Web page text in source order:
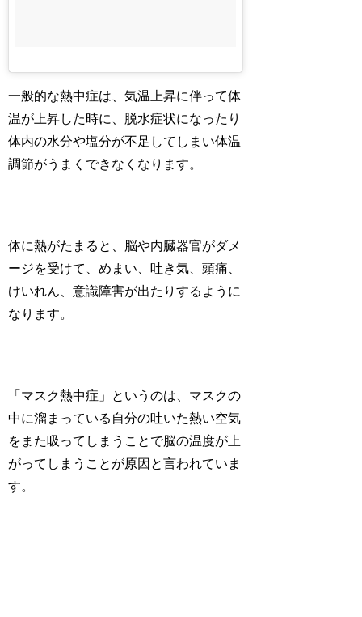
一般的な熱中症は、気温上昇に伴って体
温が上昇した時に、脱水症状になったり
体内の水分や塩分が不足してしまい体温
調節がうまくできなくなります。
体に熱がたまると、脳や内臓器官がダメ
ージを受けて、めまい、吐き気、頭痛、
けいれん、意識障害が出たりするように
なります。
「 マスク熱中症 」というのは、マスクの
中に溜まっている自分の吐いた熱い空気
をまた吸ってしまうことで脳の温度が上
がってしまうことが原因と言われていま
す。